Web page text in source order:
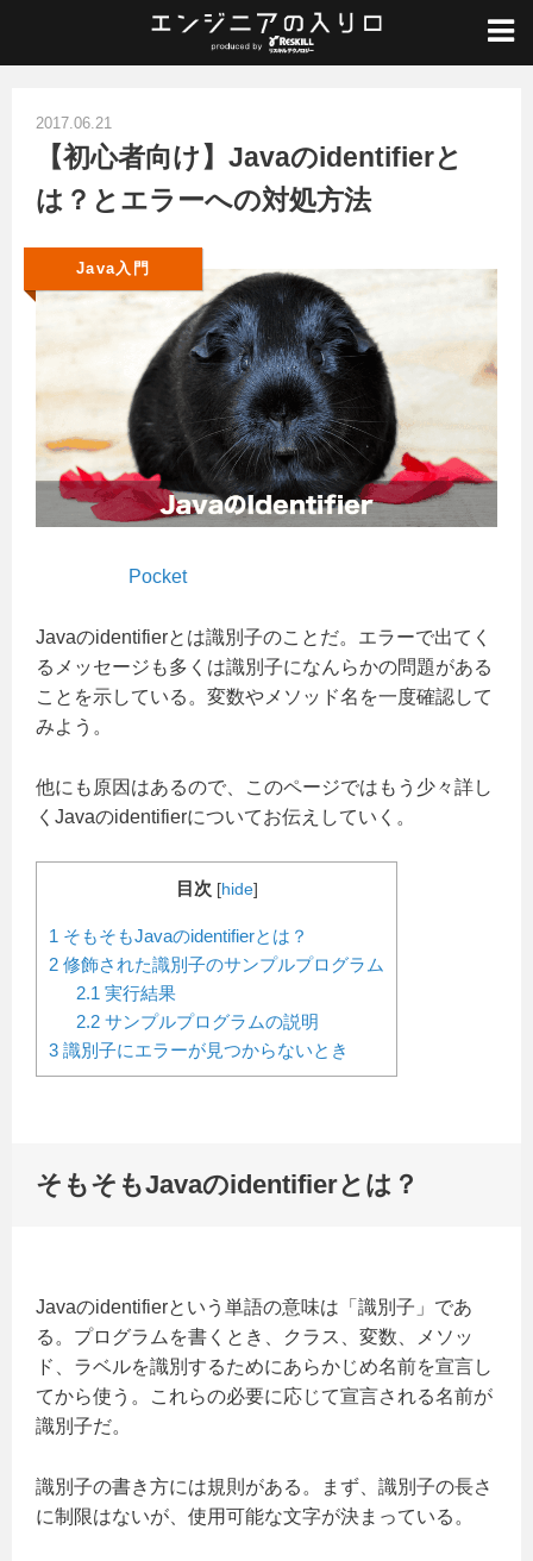
Java入門
/
【初心者向け】Javaのidentifierとは？とエラーへの対処方法
2017.06.21
【初心者向け】Javaのidentifierと
は？とエラーへの対処方法
Java入門
Pocket
Javaのidentifierとは識別子のことだ。エラーで出てく
るメッセージも多くは識別子になんらかの問題がある
ことを示している。変数やメソッド名を一度確認して
みよう。
他にも原因はあるので、このページではもう少々詳し
くJavaのidentifierについてお伝えしていく。
目次 [hide]
1 そもそもJavaのidentifierとは？
2 修飾された識別子のサンプルプログラム
2.1 実行結果
2.2サンプルプログラムの説明
3 識別子にエラーが見つからないとき
そもそもJavaのidentifierとは？
Javaのidentifierという単語の意味は「識別子」であ
る。プログラムを書くとき、クラス、変数、メソッ
ド、ラベルを識別するためにあらかじめ名前を宣言し
てから使う。これらの必要に応じて宣言される名前が
識別子だ。
識別子の書き方には規則がある。まず、識別子の長さ
に制限はないが、使用可能な文字が決まっている。